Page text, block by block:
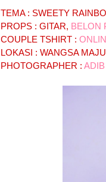
TEMA : SWEETY
PROPS : GITAR, BELON
COUPLE TSHIRT :
LOKASI : WANGSA
PHOTOGRAPHER :